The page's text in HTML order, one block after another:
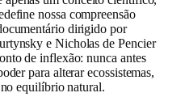
nossa compreensão
dirigido por
e Nicholas de Pencier
de inflexão: nunca antes
para alterar ecossistemas,
equilíbrio natural.